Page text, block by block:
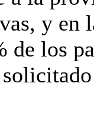
y en
los